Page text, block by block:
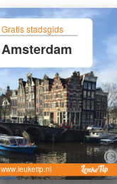
Gratis stadsgids
Amsterdam
www.leuketip.nl